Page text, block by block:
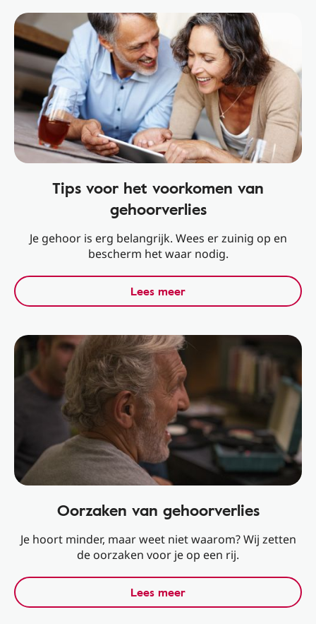
Tips voor het voorkomen van
gehoorverlies
Je gehoor is erg belangrijk. Wees er zuinig op en
bescherm het waar nodig.
Lees meer
Oorzaken van gehoorverlies
Je hoort minder, maar weet niet waarom? Wij zetten
de oorzaken voor je op een rij.
Lees meer